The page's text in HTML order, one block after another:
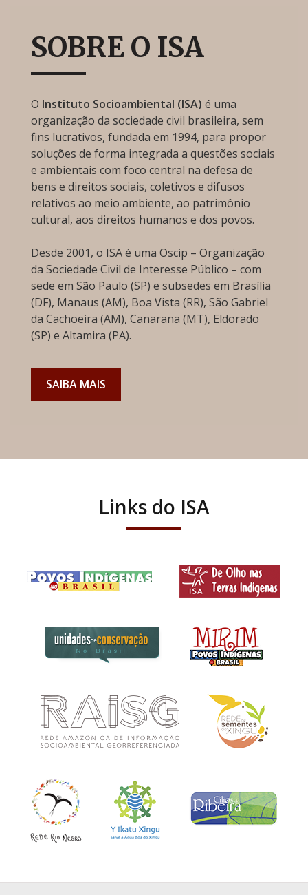
SOBRE O ISA
O Instituto Socioambiental (ISA) é uma
organização da sociedade civil brasileira, sem
fins lucrativos, fundada em 1994, para propor
soluções de forma integrada a questões sociais
e ambientais com foco central na defesa de
bens e direitos sociais, coletivos e difusos
relativos ao meio ambiente, ao patrimônio
cultural, aos direitos humanos e dos povos.
Desde 2001, o ISA é uma Oscip – Organização
da Sociedade Civil de Interesse Público – com
sede em São Paulo (SP) e subsedes em Brasília
(DF), Manaus (AM), Boa Vista (RR), São Gabriel
da Cachoeira (AM), Canarana (MT), Eldorado
(SP) e Altamira (PA).
SAIBA MAIS
Links do ISA